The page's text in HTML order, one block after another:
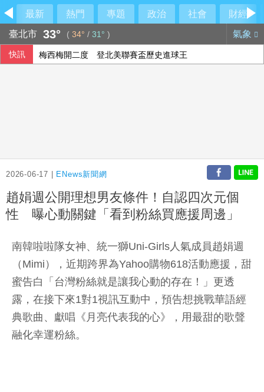
最新 熱門 專題 政治 社會
財經
臺北市 33° ( 34° / 31° ) 氣象
快訊 梅西梅開二度 登北美聯賽盃歷史進球王
2026-06-17 | ENews新聞網
趙娟週公開理想男友條件！自認四次元個
性 曝心動關鍵「看到粉絲買應援周邊」
南韓啦啦隊女神、統一獅Uni-Girls人氣成員趙娟週
（Mimi），近期跨界為Yahoo購物618活動應援，甜
蜜告白「台灣粉絲就是讓我心動的存在！」更透
露，在接下來1對1視訊互動中，預告想挑戰華語經
典歌曲、獻唱《月亮代表我的心》，用最甜的歌聲
融化幸運粉絲。